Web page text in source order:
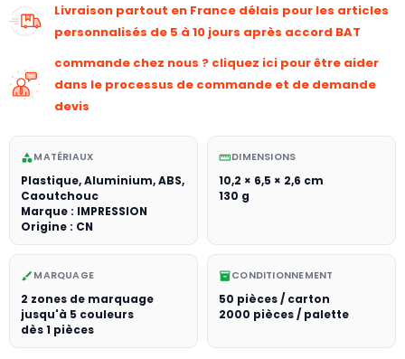
Livraison partout en France délais pour les articles
personnalisés de 5 à 10 jours après accord BAT
commande chez nous ? cliquez ici pour être aider
dans le processus de commande et de demande
devis
categoryMATÉRIAUX
Plastique, Aluminium, ABS,
Caoutchouc
Marque : IMPRESSION
Origine : CN
straightenDIMENSIONS
10,2 × 6,5 × 2,6 cm
130 g
brush MARQUAGE
2 zones de marquage
jusqu'à 5 couleurs
dès 1 pièces
inventory_2CONDITIONNEMENT
50 pièces / carton
2000 pièces / palette